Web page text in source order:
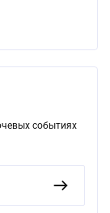
событиях